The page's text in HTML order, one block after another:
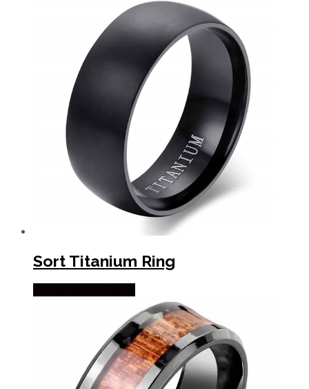
Sort Titanium Ring